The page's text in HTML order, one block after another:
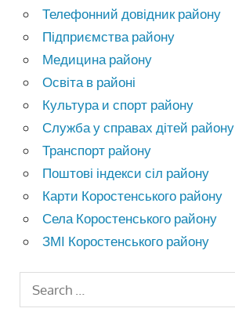
Телефонний довідник району
Підприємства району
Медицина району
Освіта в районі
Культура и спорт району
Служба у справах дітей району
Транспорт району
Поштові індекси сіл району
Карти Коростенського району
Села Коростенського району
ЗМІ Коростенського району